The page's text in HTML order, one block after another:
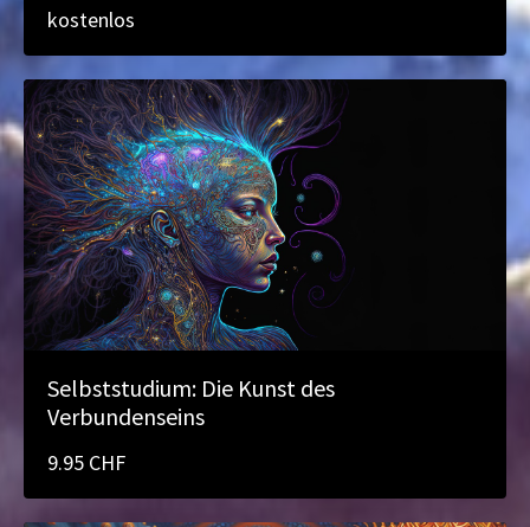
kostenlos
Selbststudium: Die Kunst des
Verbundenseins
9.95 CHF